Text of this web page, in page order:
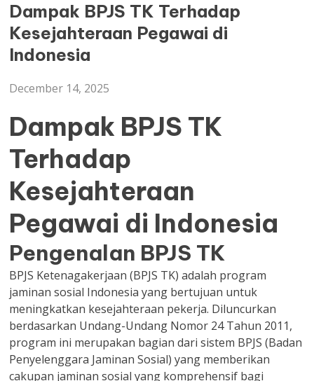
Dampak BPJS TK Terhadap
Kesejahteraan Pegawai di
Indonesia
December 14, 2025
Dampak BPJS TK
Terhadap
Kesejahteraan
Pegawai di Indonesia
Pengenalan BPJS TK
BPJS Ketenagakerjaan (BPJS TK) adalah program
jaminan sosial Indonesia yang bertujuan untuk
meningkatkan kesejahteraan pekerja. Diluncurkan
berdasarkan Undang-Undang Nomor 24 Tahun 2011,
program ini merupakan bagian dari sistem BPJS (Badan
Penyelenggara Jaminan Sosial) yang memberikan
cakupan jaminan sosial yang komprehensif bagi